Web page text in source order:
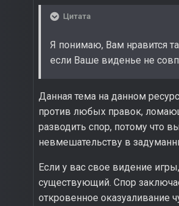
Цитата
Я понимаю, Вам нравится
если Ваше виденье не
Данная тема на данном
против любых правок,
разводить спор, потому что
невмешательству в
Если у вас свое видение
существующий. Спор
откровенное оказуаливание